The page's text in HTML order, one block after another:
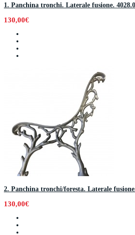
1. Panchina tronchi. Laterale fusione. 4028.0
130,00€
2. Panchina tronchi/foresta. Laterale
130,00€